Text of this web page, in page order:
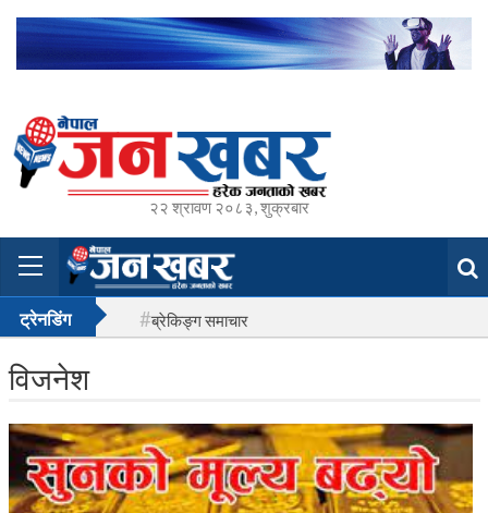
२२ श्रावण २०८३, शुक्रबार
ट्रेनडिंग ब्रेकिङ्ग समाचार
विजनेश